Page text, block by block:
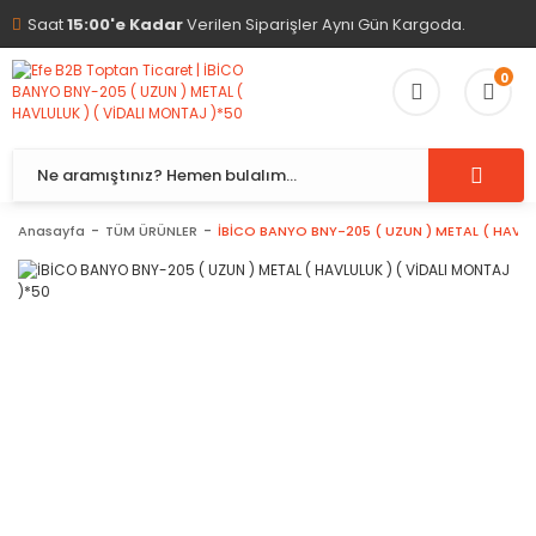
Saat15:00'e KadarVerilen Siparişler Aynı Gün Kargoda.
0
Anasayfa TÜM ÜRÜNLER İBİCO BANYO BNY-205 ( UZUN ) METAL (